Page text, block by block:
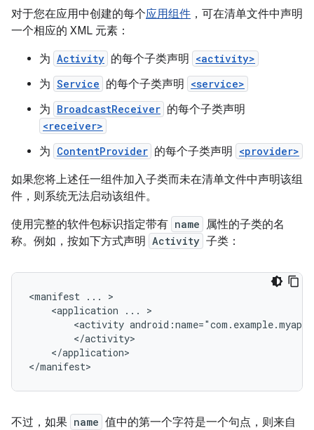
对于您在应用中创建的每个应用组件 ，可在清单文件中声明
一个相应的 XML 元素：
为 Activity 的每个子类声明 <activity>
为 Service 的每个子类声明 <service>
为 BroadcastReceiver 的每个子类声明
<receiver>
为 ContentProvider 的每个子类声明 <provider>
如果您将上述任一组件加入子类而未在清单文件中声明该组
件，则系统无法启动该组件。
使用完整的软件包标识指定带有 name 属性的子类的名
称。例如，按如下方式声明 Activity 子类：
<manifest ...
<application
...
<activity
</application>
</manifest>
不过，如果 name 值中的第一个字符是一个句点，则来自